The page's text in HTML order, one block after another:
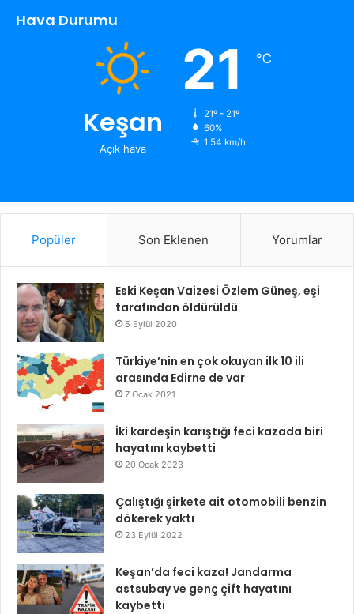
Hava Durumu
Keşan
Açık hava
21 ℃
21º - 21º
60%
1.54 km/h
Popüler Son Eklenen Yorumlar
Eski Keşan Vaizesi Özlem Güneş, eşi
tarafından öldürüldü
5 Eylül 2020
Türkiye’nin en çok okuyan ilk 10 ili
arasında Edirne de var
7 Ocak 2021
İki kardeşin karıştığı feci kazada biri
hayatını kaybetti
20 Ocak 2023
Çalıştığı şirkete ait otomobili benzin
dökerek yaktı
23 Eylül 2022
Keşan’da feci kaza! Jandarma
astsubay ve genç çift hayatını
kaybetti